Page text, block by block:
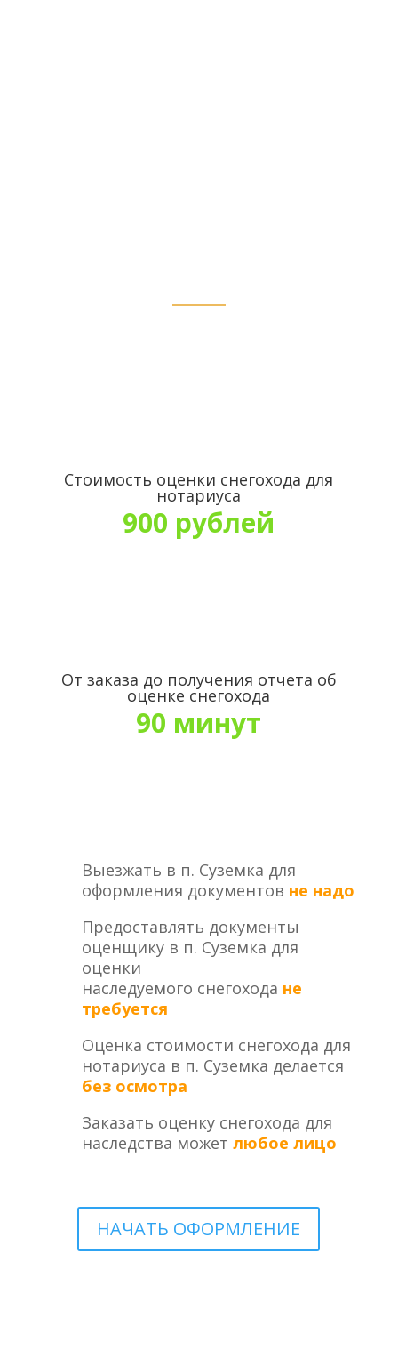
Стоимость оценки снегохода для
нотариуса
900 рублей
От заказа до получения отчета об
оценке снегохода
90 минут
Выезжать в п. Суземка для
оформления документов не надо
Предоставлять документы
оценщику в п. Суземка для
оценки
наследуемого снегохода не
требуется
Оценка стоимости снегохода для
нотариуса в п. Суземка делается
без осмотра
Заказать оценку снегохода для
наследства может любое лицо
НАЧАТЬ ОФОРМЛЕНИЕ